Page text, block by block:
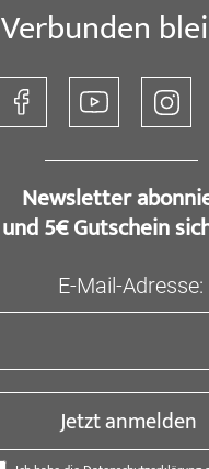
Verbunden
Newsletter
und 5€ Gutschein
E-Mail-Adresse:
Jetzt anmelden